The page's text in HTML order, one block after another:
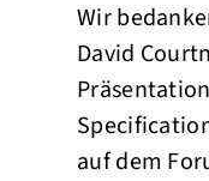
Wir
David
auf dem